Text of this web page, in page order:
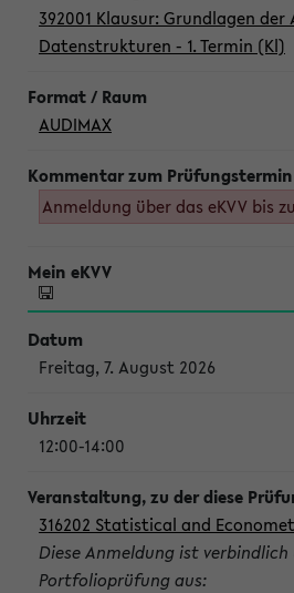
392001 Klausur: Grundlagen
Datenstrukturen - 1. Termin (Kl)
AUDIMAX
Anmeldung über das eKVV bis
Freitag, 7. August 2026
12:00-14:00
316202 Statistical and
Diese Anmeldung ist
Portfolioprüfung aus: